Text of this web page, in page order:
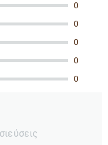
0
0
0
0
0